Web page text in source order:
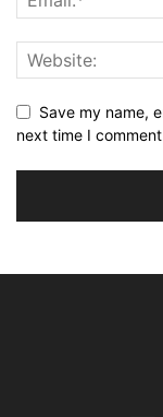
Save my name,
next time I